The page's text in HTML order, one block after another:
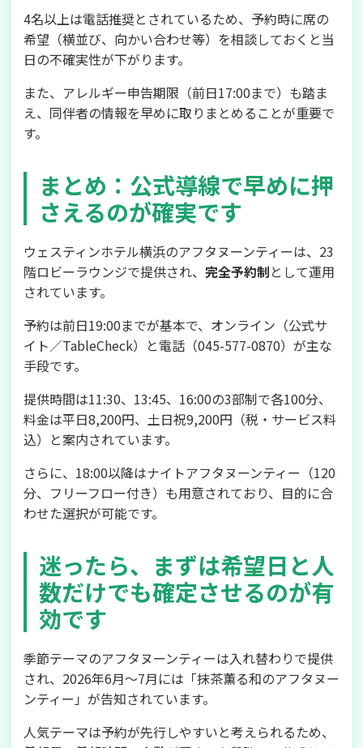
4名以上は電話推奨とされているため、予約時に席の
希望（横並び、向かい合わせ等）を相談しておくと当
日の不確実性が下がります。
また、アレルギー申告期限（前日17:00まで）も踏ま
え、同伴者の情報を早めに取りまとめることが重要で
す。
まとめ：公式導線で早めに押
さえるのが確実です
ウェスティンホテル横浜のアフタヌーンティーは、23
階ロビーラウンジで提供され、 完全予約制として運用
されています。
予約は前日19:00までが基本で、オンライン（公式サ
イト／TableCheck）と電話（045-577-0870）が主な
手段です。
提供時間は11:30、13:45、16:00の3部制で各100分、
料金は平日8,200円、土日祝9,200円（税・サービス料
込）と案内されています。
さらに、18:00以降はナイトアフタヌーンティー（120
分、フリーフロー付き）も用意されており、目的に合
わせた選択が可能です。
迷ったら、まずは希望日と人
数だけでも確定させるのが有
効です
季節テーマのアフタヌーンティーは入れ替わりで提供
され、2026年6月〜7月には「抹茶薫る和のアフタヌー
ンティー」が告知されています。
人気テーマは予約が先行しやすいと考えられるため、